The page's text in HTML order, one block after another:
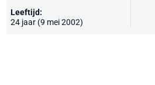
Leeftijd:
24 jaar (9 mei 2002)